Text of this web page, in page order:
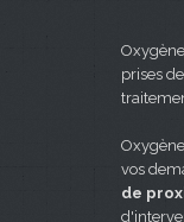
prises
vos
de